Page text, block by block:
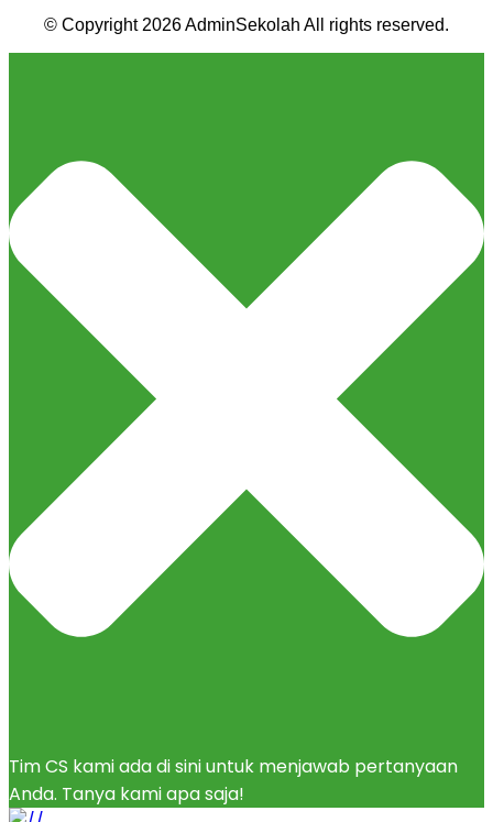
© Copyright 2026 AdminSekolah All rights reserved.
Tim CS kami ada di sini untuk menjawab pertanyaan
Anda. Tanya kami apa saja!